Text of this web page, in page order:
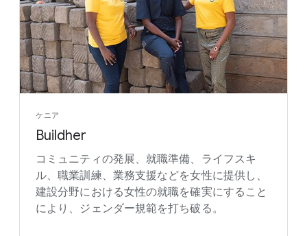
ケニア
Buildher
コミュニティの発展、就職準備、ライフスキ
ル、職業訓練、業務支援などを女性に提供し、
建設分野における女性の就職を確実にすること
により、ジェンダー規範を打ち破る。